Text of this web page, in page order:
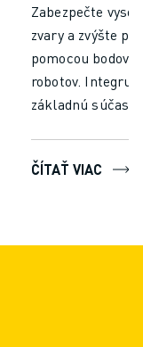
Zabezpečte
zvary a zvýšte
pomocou
robotov.
základnú súčasť
konzistentný
minimalizujte
ČÍTAŤ VIAC